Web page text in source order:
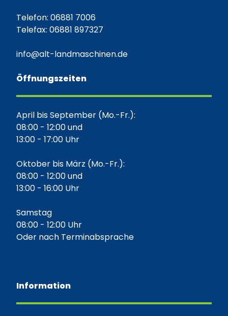
Telefon: 06881 7006
Telefax: 06881 897327
info@alt-landmaschinen.de
Öffnungszeiten
April bis September (Mo.-Fr.):
08:00 - 12:00 und
13:00 - 17:00 Uhr
Oktober bis März (Mo.-Fr.):
08:00 - 12:00 und
13:00 - 16:00 Uhr
Samstag
08:00 - 12:00 Uhr
Oder nach Terminabsprache
Information